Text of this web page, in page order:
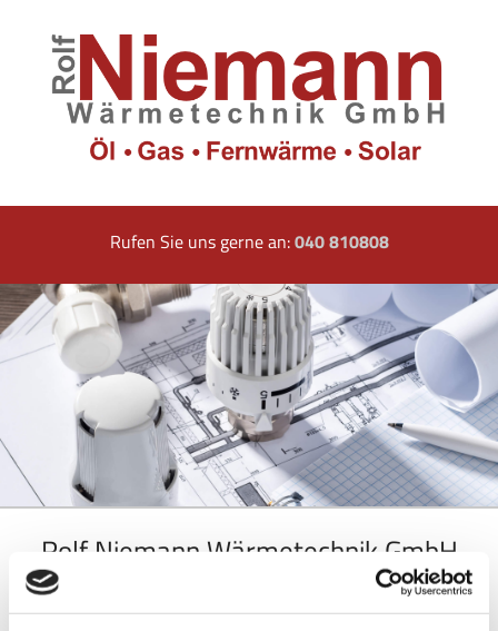
Rufen Sie uns gerne an:040 810808
Rolf Niemann Wärmetechnik GmbH
Ihr Fachmann für Wärmetechnik in Hamburg